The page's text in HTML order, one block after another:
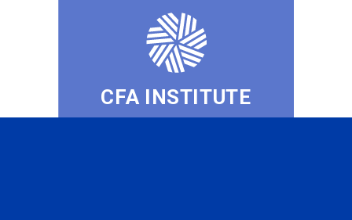
CFA INSTITUTE